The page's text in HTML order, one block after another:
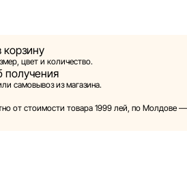
на которые могут быть
за собой право в одностороннем
уведомления вносить изменения в
свойства товаров.
на сайте, являются
предоставляется в
корзину
цвет и количество.
получения
самовывоз из магазина.
от стоимости товара 1999 лей, по Молдове —